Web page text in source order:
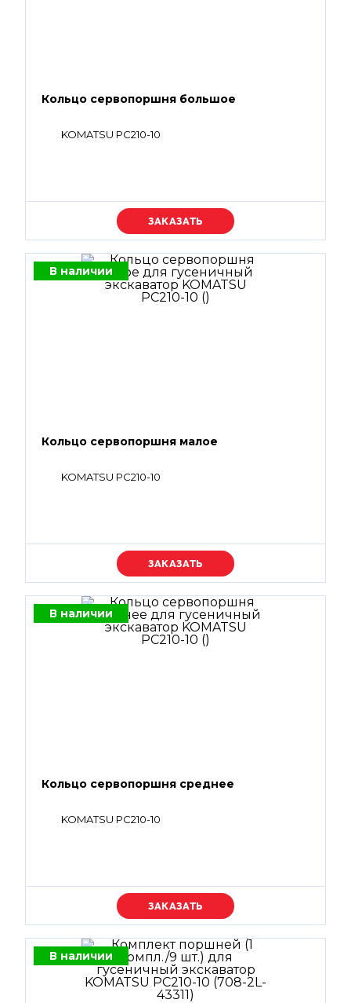
Кольцо сервопоршня большое
KOMATSU PC210-10
Уточняйте цену
В наличии
Кольцо сервопоршня малое
KOMATSU PC210-10
Уточняйте цену
В наличии
Кольцо сервопоршня среднее
KOMATSU PC210-10
Уточняйте цену
В наличии